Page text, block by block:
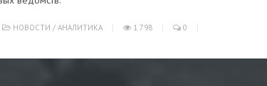
НОВОСТИ / АНАЛИТИКА 1 798 0